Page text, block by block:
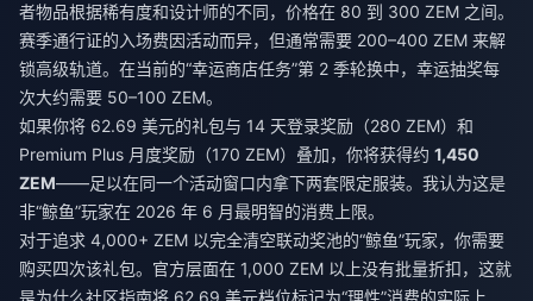
者物品根据稀有度和设计师的不同，价格在 80 到 300 ZEM 之间。
赛季通行证的入场费因活动而异，但通常需要 200–400 ZEM 来解
锁高级轨道。在当前的“幸运商店任务”第 2 季轮换中，幸运抽奖每
次大约需要 50–100 ZEM。
如果你将 62.69 美元的礼包与 14 天登录奖励（280 ZEM）和
Premium Plus 月度奖励（170 ZEM）叠加，你将获得约 1,450
ZEM——足以在同一个活动窗口内拿下两套限定服装。我认为这是
非“鲸鱼”玩家在 2026 年 6 月最明智的消费上限。
对于追求 4,000+ ZEM 以完全清空联动奖池的“鲸鱼”玩家，你需要
购买四次该礼包。官方层面在 1,000 ZEM 以上没有批量折扣，这就
是为什么社区指南将 62.69 美元档位标记为“理性”消费的实际上